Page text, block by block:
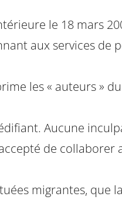
le 18 mars
aux services de
les « auteurs »
Aucune
de collaborer
migrantes, que